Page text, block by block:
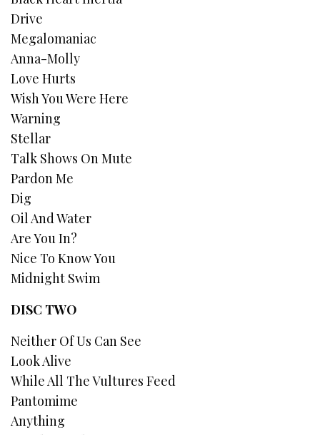
Drive
Megalomaniac
Anna-Molly
Love Hurts
Wish You Were Here
Warning
Stellar
Talk Shows On Mute
Pardon Me
Dig
Oil And Water
Are You In?
Nice To Know You
Midnight Swim
DISC TWO
Neither Of Us Can See
Look Alive
While All The Vultures Feed
Pantomime
Anything